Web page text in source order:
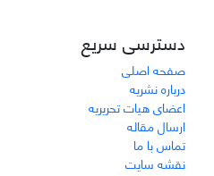
دسترسی سریع
صفحه اصلی
درباره نشریه
اعضای هیات تحریریه
ارسال مقاله
تماس با ما
نقشه سایت